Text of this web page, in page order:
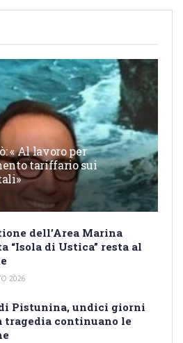
« Al lavoro per
tariffario sui
dell’Area Marina
“Isola di Ustica” resta al
2026
Pistunina, undici giorni
tragedia continuano le